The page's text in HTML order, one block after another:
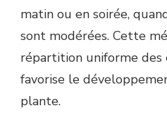
matin ou en soirée,
sont modérées. Cette
répartition uniforme
favorise le
plante.